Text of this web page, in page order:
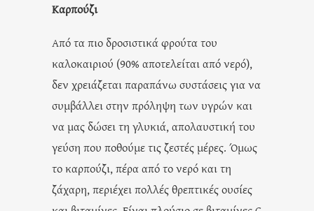
Καρπούζι
Από τα πιο δροσιστικά φρούτα του
καλοκαιριού (90% αποτελείται από νερό),
δεν χρειάζεται παραπάνω συστάσεις για να
συμβάλλει στην πρόληψη των υγρών και
να μας δώσει τη γλυκιά, απολαυστική του
γεύση που ποθούμε τις ζεστές μέρες. Όμως
το καρπούζι, πέρα από το νερό και τη
ζάχαρη, περιέχει πολλές θρεπτικές ουσίες